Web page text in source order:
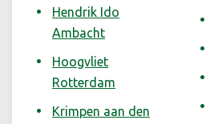
Hendrik Ido
Ambacht
Hoogvliet
Rotterdam
Krimpen aan den